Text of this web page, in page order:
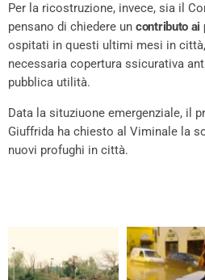
Per la ricostruzione, invece, sia il
pensano di chiedere un contributo ai
ospitati in questi ultimi mesi in
necessaria copertura ssicurativa
pubblica utilità.
Data la situziuone emergenziale, il
Giuffrida ha chiesto al Viminale la
nuovi profughi in città.